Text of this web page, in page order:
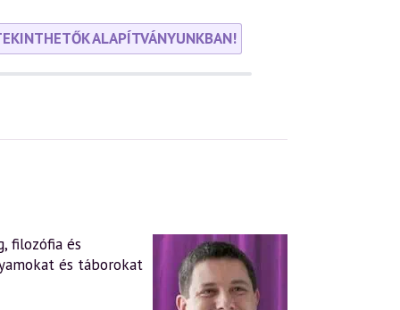
ALAPÍTVÁNYUNKBAN!
filozófia és
és táborokat